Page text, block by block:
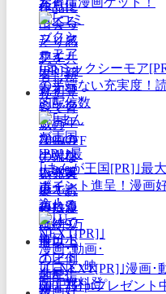
｢コミックシーモア
の半端ない充実度！
的配信数
｢まんが王国[PR]｣最
ポイント進呈！漫画
ム！
｢U-NEXT[PR]｣漫画･
600円分ptプレゼント